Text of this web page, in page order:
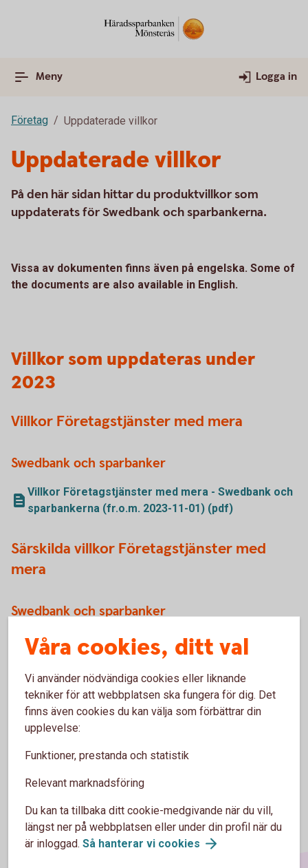
Meny Logga in
Företag Uppdaterade villkor
Uppdaterade villkor
På den här sidan hittar du produktvillkor som
uppdaterats för Swedbank och sparbankerna.
Vissa av dokumenten finns även på engelska. Some of
the documents are also available in English.
Villkor som uppdateras under
2023
Villkor Företagstjänster med mera
Swedbank och sparbanker
Villkor Företagstjänster med mera - Swedbank och
sparbankerna (fr.o.m. 2023-11-01) (pdf)
Särskilda villkor Företagstjänster med
mera
Swedbank och sparbanker
Särskilda villkor Företagstjänster med mera -
Swedbank och sparbankerna (fr.o.m. 2023-11-01)
(pdf)
Våra cookies, ditt val
Vi använder nödvändiga cookies eller liknande
tekniker för att webbplatsen ska fungera för dig. Det
finns även cookies du kan välja som förbättrar din
upplevelse:
Funktioner, prestanda och statistik
Relevant marknadsföring
Du kan ta tillbaka ditt cookie-medgivande när du vill,
längst ner på webbplatsen eller under din profil när du
är inloggad. Så hanterar vi cookies